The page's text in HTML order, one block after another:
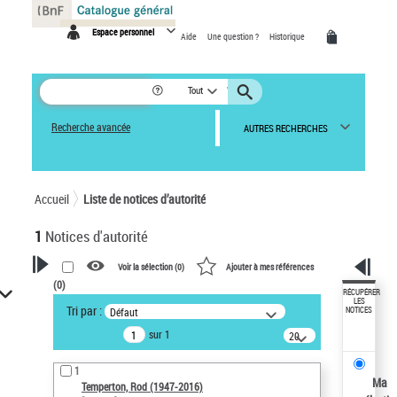
Espace personnel Aide Une question ? Historique
Tout
Recherche avancée AUTRES RECHERCHES
Accueil Liste de notices d’autorité
1 Notices d'autorité
VOTRE RECHERCHE
Recherche avancée dans les
notices d’autorité
Œuvres liées à l'auteur :
Temperton, Rod (1947-2016)
Voir la sélection (0) Ajouter à mes références
(0)
Tri par : Défaut
sur 1
20
résultats/page
1
Temperton, Rod (1947-2016)
RÉCUPÉRER
LES
NOTICES
Ma
Panneau de gestion des cookies